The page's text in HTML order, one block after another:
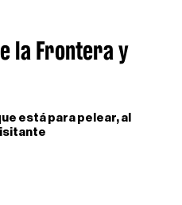
la Frontera y
está para pelear, al